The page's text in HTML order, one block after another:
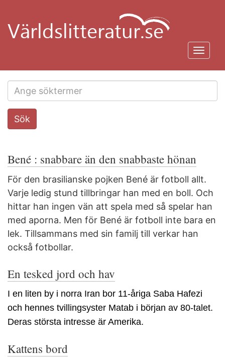
huvudinnehåll
Search
this
Sök
Bené : snabbare än den snabbaste hönan
För den brasilianske pojken Bené är fotboll allt.
Varje ledig stund tillbringar han med en boll. Och
hittar han ingen vän att spela med så spelar han
med aporna. Men för Bené är fotboll inte bara en
lek. Tillsammans med sin familj till verkar han
också fotbollar.
En tesked jord och hav
I en liten by i norra Iran bor 11-åriga Saba Hafezi
och hennes tvillingsyster Matab i början av 80-talet.
Deras största intresse är Amerika.
Kattens bord